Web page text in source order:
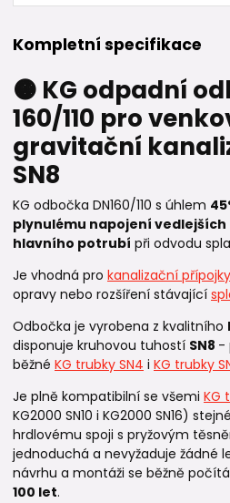
Kompletní specifikace
🟠 KG odpadní
160/110 pro
gravitační
SN8
KG odbočka DN160/110 s úhlem
plynulému napojení
hlavního potrubí při odvodu
Je vhodná pro kanalizační přípojky
opravy nebo rozšíření stávající
Odbočka je vyrobena z kvalitního
disponuje kruhovou tuhostí SN8 -
běžné KG trubky SN4 i KG trubky
Je plně kompatibilní se všemi KG
KG2000 SN10 i KG2000 SN16)
hrdlovému spoji s pryžovým
jednoduchá a nevyžaduje žádné
návrhu a montáži se běžně
100 let.